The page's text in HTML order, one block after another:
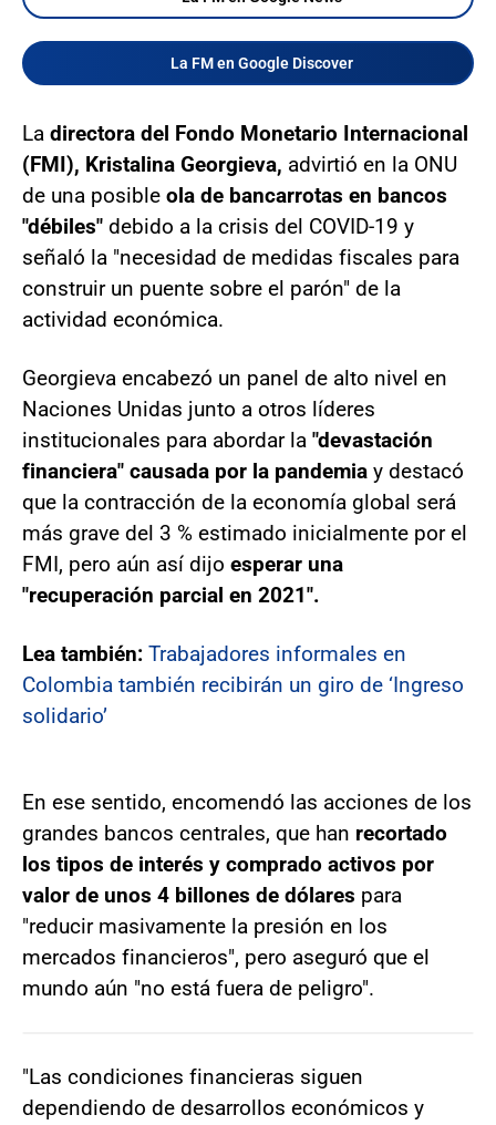
La FM en Google Discover
La directora del Fondo Monetario Internacional
(FMI), Kristalina Georgieva, advirtió en la ONU
de una posible ola de bancarrotas en bancos
"débiles" debido a la crisis del COVID-19 y
señaló la "necesidad de medidas fiscales para
construir un puente sobre el parón" de la
actividad económica.
Georgieva encabezó un panel de alto nivel en
Naciones Unidas junto a otros líderes
institucionales para abordar la "devastación
financiera" causada por la pandemia y destacó
que la contracción de la economía global será
más grave del 3 % estimado inicialmente por el
FMI, pero aún así dijo esperar una
"recuperación parcial en 2021".
Lea también: Trabajadores informales en
Colombia también recibirán un giro de ‘Ingreso
solidario’
En ese sentido, encomendó las acciones de los
grandes bancos centrales, que han recortado
los tipos de interés y comprado activos por
valor de unos 4 billones de dólares para
"reducir masivamente la presión en los
mercados financieros", pero aseguró que el
mundo aún "no está fuera de peligro".
"Las condiciones financieras siguen
dependiendo de desarrollos económicos y